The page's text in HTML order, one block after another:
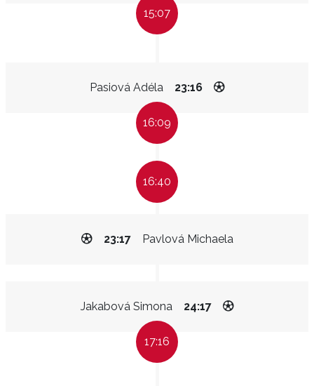
15:07
Pasiová Adéla 23:16
16:09
16:40
Pavlová Michaela
23:17
Jakabová Simona 24:17
17:16